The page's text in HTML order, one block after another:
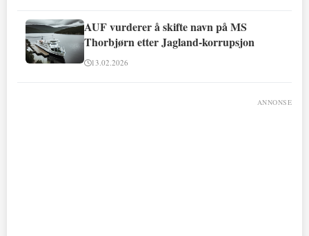
AUF vurderer å skifte navn på MS
Thorbjørn etter Jagland-korrupsjon
13.02.2026
ANNONSE